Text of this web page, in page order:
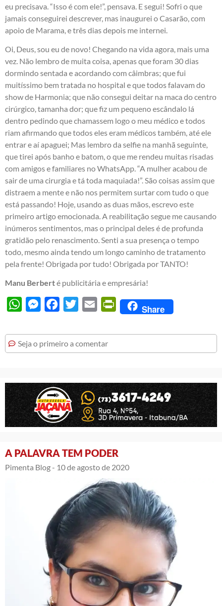
eu precisava. “Isso é com ele!”, pensava. E segui! Sofri o que
jamais conseguirei descrever, mas inaugurei o Casarão, com
apoio de Marama, e três dias depois me internei.
Oi, Deus, sou eu de novo! Chegando na vida agora, mais uma
vez. Não lembro de muita coisa, apenas que foram 30 dias
dormindo sentada e acordando com câimbras; que fui
muitíssimo bem tratada no hospital e que todos falavam do
show de Harmonia; que não consegui deitar na maca do centro
cirúrgico, tamanha dor; que fiz um pequeno escândalo lá
dentro pedindo que chamassem logo o meu médico e todos
riam afirmando que todos eles eram médicos também, até ele
entrar e aí apaguei; Mas lembro da selfie na manhã seguinte,
que tirei após banho e batom, o que me rendeu muitas risadas
com amigos e familiares no WhatsApp. “A mulher acabou de
sair de uma cirurgia e tá toda maquiada!”. São coisas assim que
distraem a mente e não nos permitem surtar com tudo o que
está passando! Hoje, usando as duas mãos, escrevo este
primeiro artigo emocionada. A reabilitação segue me causando
inúmeros sentimentos, mas o principal deles é de profunda
gratidão pelo renascimento. Senti a sua presença o tempo
todo, mesmo ainda tendo um longo caminho de tratamento
pela frente! Obrigada por tudo! Obrigada por TANTO!
Manu Berberté publicitária e empresária!
WhatsAppMessengerFacebook
Twitter Email PrintFriendly
Share
Seja o primeiro a comentar
A PALAVRA TEM PODER
Pimenta Blog - 10 de agosto de 2020